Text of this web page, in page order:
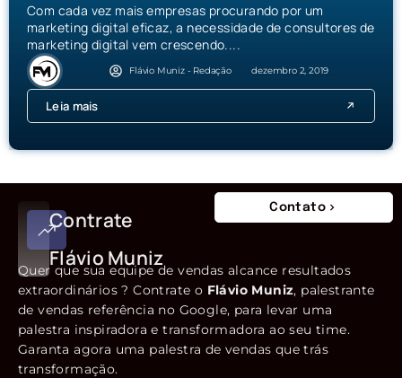
Com cada vez mais empresas procurando por um
marketing digital eficaz, a necessidade de consultores de
marketing digital vem crescendo....
Flávio Muniz - Redação dezembro 2, 2019
Leia mais
Contrate
Flávio Muniz
Contato
Quer que sua equipe de vendas alcance resultados
extraordinários ? Contrate o Flávio Muniz, palestrante
de vendas referência no Google, para levar uma
palestra inspiradora e transformadora ao seu time.
Garanta agora uma palestra de vendas que trás
transformação.